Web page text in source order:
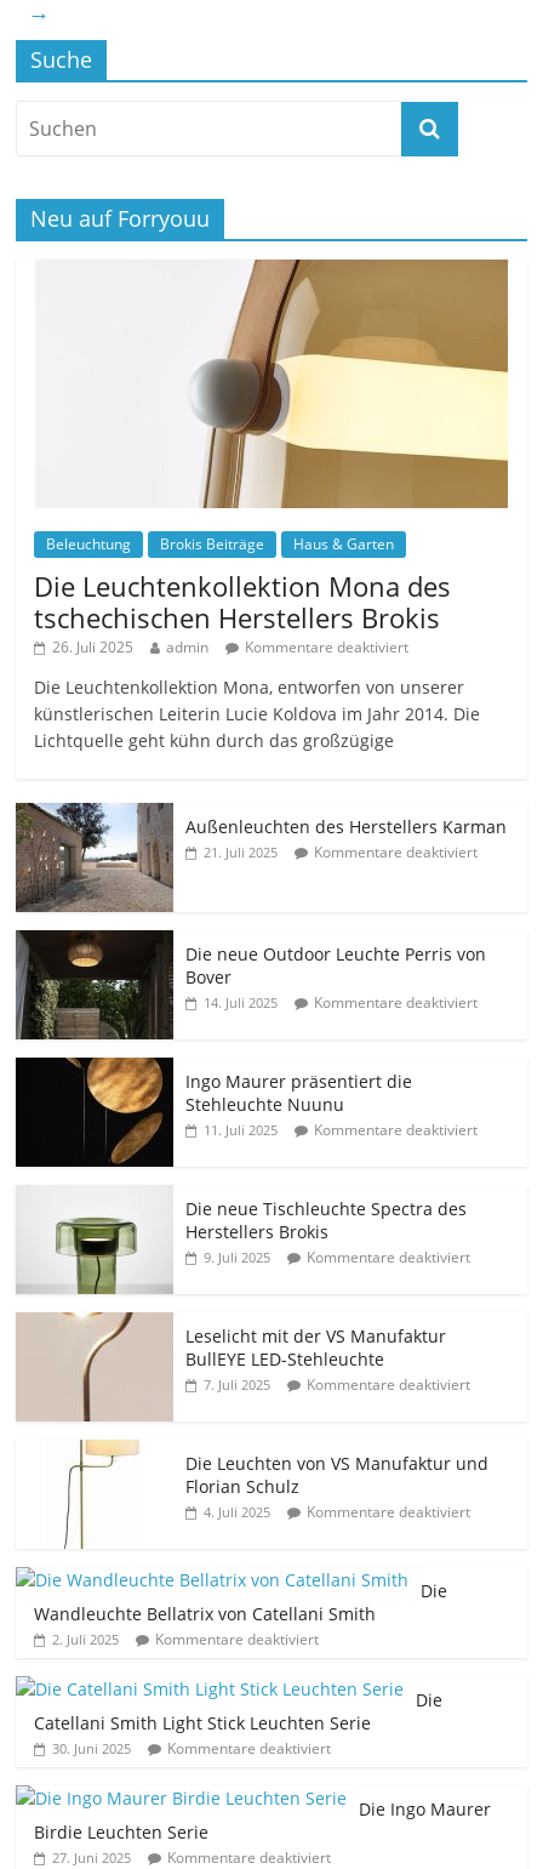
→
Suche
Neu auf Forryouu
Beleuchtung Brokis Beiträge Haus & Garten
Die Leuchtenkollektion Mona des
tschechischen Herstellers Brokis
26. Juli 2025 admin Kommentare deaktiviert
Die Leuchtenkollektion Mona, entworfen von unserer
künstlerischen Leiterin Lucie Koldova im Jahr 2014. Die
Lichtquelle geht kühn durch das großzügige
Außenleuchten des Herstellers Karman
21. Juli 2025 Kommentare deaktiviert
Die neue Outdoor Leuchte Perris von
Bover
14. Juli 2025 Kommentare deaktiviert
Ingo Maurer präsentiert die
Stehleuchte Nuunu
11. Juli 2025 Kommentare deaktiviert
Die neue Tischleuchte Spectra des
Herstellers Brokis
9. Juli 2025 Kommentare deaktiviert
Leselicht mit der VS Manufaktur
BullEYE LED-Stehleuchte
7. Juli 2025 Kommentare deaktiviert
Die Leuchten von VS Manufaktur und
Florian Schulz
4. Juli 2025 Kommentare deaktiviert
Die
Wandleuchte Bellatrix von Catellani Smith
2. Juli 2025 Kommentare deaktiviert
Die
Catellani Smith Light Stick Leuchten Serie
30. Juni 2025 Kommentare deaktiviert
Die Ingo Maurer
Birdie Leuchten Serie
27. Juni 2025 Kommentare deaktiviert